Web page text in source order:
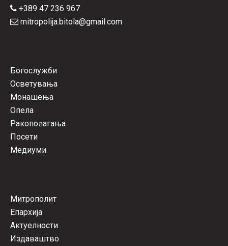
+389 47 236 967
mitropolija.bitola@gmail.com
Богослужби
Осветувања
Монашења
Опела
Ракополагања
Посети
Медиуми
Митрополит
Епархија
Актуелности
Издаваштво